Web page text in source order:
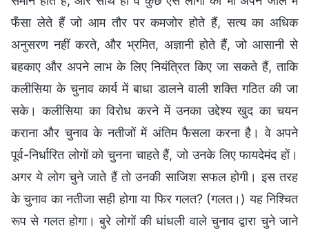
फँसा लेते हैं जो आम तौर पर कमजोर होते हैं, सत्य का अधिक
अनुसरण नहीं करते, और भ्रमित, अज्ञानी होते हैं, जो आसानी से
बहकाए और अपने लाभ के लिए नियंत्रित किए जा सकते हैं, ताकि
कलीसिया के चुनाव कार्य में बाधा डालने वाली शक्ति गठित की जा
सके। कलीसिया का विरोध करने में उनका उद्देश्य खुद का चयन
कराना और चुनाव के नतीजों में अंतिम फैसला करना है। वे अपने
पूर्व-निर्धारित लोगों को चुनना चाहते हैं, जो उनके लिए फायदेमंद हों।
अगर ये लोग चुने जाते हैं तो उनकी साजिश सफल होगी। इस तरह
के चुनाव का नतीजा सही होगा या फिर गलत? (गलत।) यह निश्चित
रूप से गलत होगा। बुरे लोगों की धांधली वाले चुनाव द्वारा चुने जाने